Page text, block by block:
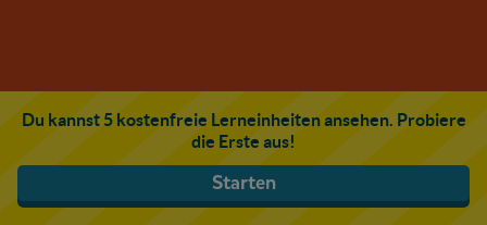
Du kannst 5 kostenfreie Lerneinheiten ansehen. Probiere
die Erste aus!
Starten